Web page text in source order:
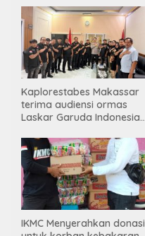
Kaplorestabes Makassar
terima audiensi ormas
Laskar Garuda Indonesia
hingga kegiatan sosial.
IKMC Menyerahkan donasi